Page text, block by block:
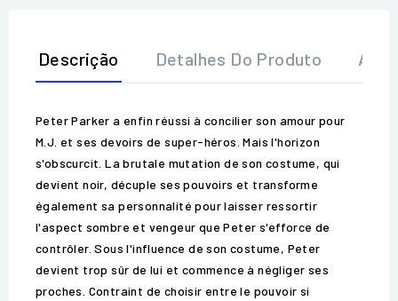
Descrição Detalhes Do Produto
Peter Parker a enfin réussi à concilier son amour pour
M.J. et ses devoirs de super-héros. Mais l'horizon
s'obscurcit. La brutale mutation de son costume, qui
devient noir, décuple ses pouvoirs et transforme
également sa personnalité pour laisser ressortir
l'aspect sombre et vengeur que Peter s'efforce de
contrôler. Sous l'influence de son costume, Peter
devient trop sûr de lui et commence à négliger ses
proches. Contraint de choisir entre le pouvoir si